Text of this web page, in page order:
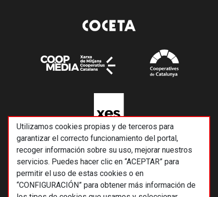
Utilizamos cookies propias y de terceros para
garantizar el correcto funcionamiento del portal,
recoger información sobre su uso, mejorar nuestros
servicios. Puedes hacer clic en “ACEPTAR” para
permitir el uso de estas cookies o en
“CONFIGURACIÓN” para obtener más información de